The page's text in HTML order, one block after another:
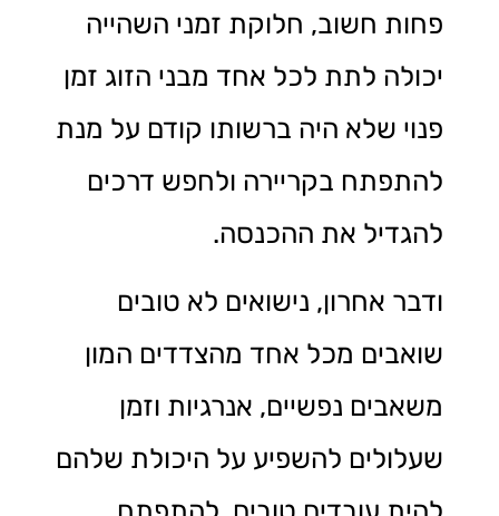
פחות חשוב, חלוקת זמני השהייה
יכולה לתת לכל אחד מבני הזוג זמן
פנוי שלא היה ברשותו קודם על מנת
להתפתח בקריירה ולחפש דרכים
להגדיל את ההכנסה.
ודבר אחרון, נישואים לא טובים
שואבים מכל אחד מהצדדים המון
משאבים נפשיים, אנרגיות וזמן
שעלולים להשפיע על היכולת שלהם